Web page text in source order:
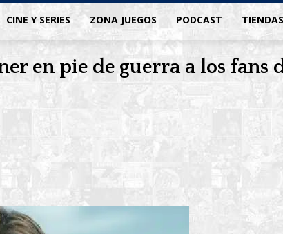
CINE Y SERIES ZONA JUEGOS PODCAST
en pie de guerra a los fans